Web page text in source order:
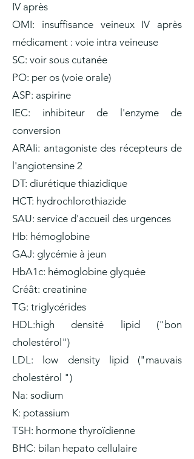
IV après
OMI: insuffisance veineux IV après
médicament : voie intra veineuse
SC: voir sous cutanée
PO: per os (voie orale)
ASP: aspirine
IEC: inhibiteur de l'enzyme de
conversion
ARAIi: antagoniste des récepteurs de
l'angiotensine 2
DT: diurétique thiazidique
HCT: hydrochlorothiazide
SAU: service d'accueil des urgences
Hb: hémoglobine
GAJ: glycémie à jeun
HbA1c: hémoglobine glyquée
Créât: creatinine
TG: triglycérides
HDL:high densité lipid ("bon
cholestérol")
LDL: low density lipid ("mauvais
cholestérol ")
Na: sodium
K: potassium
TSH: hormone thyroïdienne
BHC: bilan hepato cellulaire